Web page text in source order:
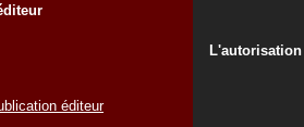
éditeur
L'autorisation